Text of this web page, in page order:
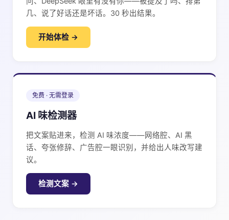
几、说了好话还是坏话。30 秒出结果。
开始体检 →
免费 · 无需登录
AI 味检测器
把文案贴进来，检测 AI 味浓度——网络腔、AI 黑
话、夸张修辞、广告腔一眼识别，并给出人味改写建
议。
检测文案 →